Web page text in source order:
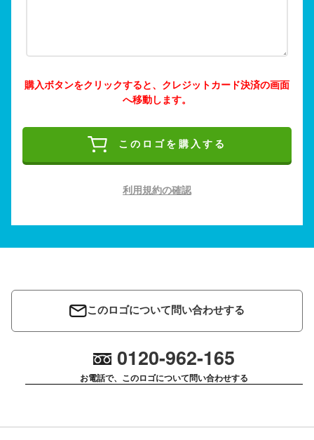
購入ボタンをクリックすると、クレジットカード決済の画面
へ移動します。
このロゴを購入する
利用規約の確認
このロゴについて問い合わせする
0120-962-165
お電話で、このロゴについて問い合わせする